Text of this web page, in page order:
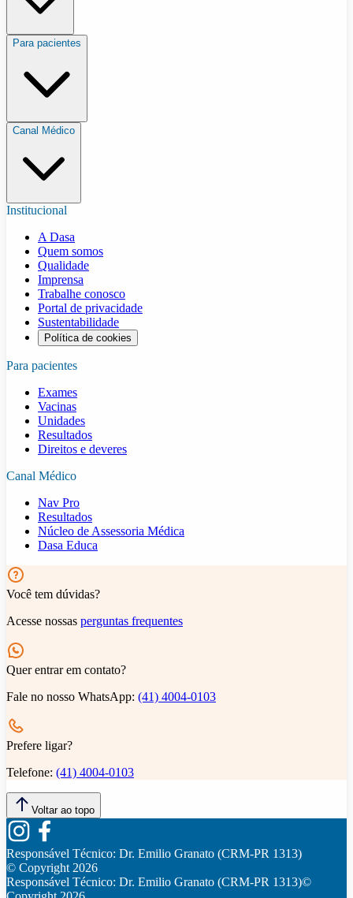
Para pacientes
Canal Médico
Institucional
A Dasa
Quem somos
Qualidade
Imprensa
Trabalhe conosco
Portal de privacidade
Sustentabilidade
Política de cookies
Para pacientes
Exames
Vacinas
Unidades
Resultados
Direitos e deveres
Canal Médico
Nav Pro
Resultados
Núcleo de Assessoria Médica
Dasa Educa
Você tem dúvidas?
Acesse nossas perguntas frequentes
Quer entrar em contato?
Fale no nosso WhatsApp: (41) 4004-0103
Prefere ligar?
Telefone: (41) 4004-0103
Voltar ao topo
Responsável Técnico: Dr. Emilio Granato (CRM-PR 1313)
© Copyright 2026
Responsável Técnico: Dr. Emilio Granato (CRM-PR 1313)©